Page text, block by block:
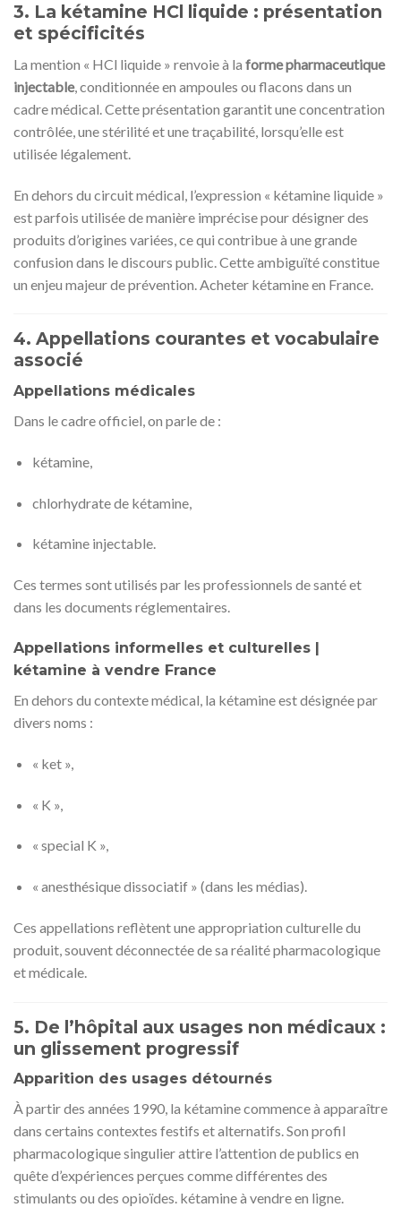
3. La kétamine HCl liquide : présentation
et spécificités
La mention « HCl liquide » renvoie à la forme pharmaceutique
injectable, conditionnée en ampoules ou flacons dans un
cadre médical. Cette présentation garantit une concentration
contrôlée, une stérilité et une traçabilité, lorsqu’elle est
utilisée légalement.
En dehors du circuit médical, l’expression « kétamine liquide »
est parfois utilisée de manière imprécise pour désigner des
produits d’origines variées, ce qui contribue à une grande
confusion dans le discours public. Cette ambiguïté constitue
un enjeu majeur de prévention. Acheter kétamine en France.
4. Appellations courantes et vocabulaire
associé
Appellations médicales
Dans le cadre officiel, on parle de :
kétamine,
chlorhydrate de kétamine,
kétamine injectable.
Ces termes sont utilisés par les professionnels de santé et
dans les documents réglementaires.
Appellations informelles et culturelles |
kétamine à vendre France
En dehors du contexte médical, la kétamine est désignée par
divers noms :
« ket »,
« K »,
« special K »,
« anesthésique dissociatif » (dans les médias).
Ces appellations reflètent une appropriation culturelle du
produit, souvent déconnectée de sa réalité pharmacologique
et médicale.
5. De l’hôpital aux usages non médicaux :
un glissement progressif
Apparition des usages détournés
À partir des années 1990, la kétamine commence à apparaître
dans certains contextes festifs et alternatifs. Son profil
pharmacologique singulier attire l’attention de publics en
quête d’expériences perçues comme différentes des
stimulants ou des opioïdes. kétamine à vendre en ligne.